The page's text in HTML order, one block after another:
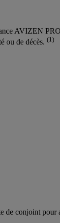
AVIZEN
ou de décès. (1)
de conjoint